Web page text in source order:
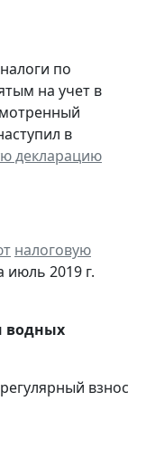
налоги по
на учет в
в
декларацию
налоговую
июль 2019 г.
водных
регулярный взнос